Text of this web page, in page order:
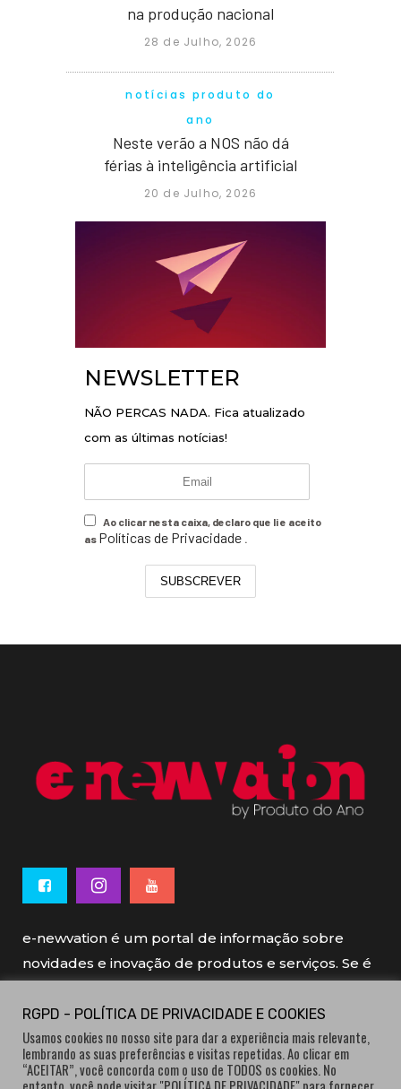
na produção nacional
28 de Julho, 2026
notícias produto do
ano
Neste verão a NOS não dá
férias à inteligência artificial
20 de Julho, 2026
NEWSLETTER
NÃO PERCAS NADA. Fica atualizado
com as últimas notícias!
Ao clicar nesta caixa, declaro que li e aceito
as Políticas de Privacidade
SUBSCREVER
e-newvation é um portal de informação sobre
novidades e inovação de produtos e serviços. Se é
e-newvation tem o patrocínio do “Produto do
Ano”, o prémio de inovação atribuído por
RGPD - POLÍTICA DE PRIVACIDADE E COOKIES
Usamos cookies no nosso site para dar a experiência mais relevante,
lembrando as suas preferências e visitas repetidas. Ao clicar em
“ACEITAR”, você concorda com o uso de TODOS os cookies. No